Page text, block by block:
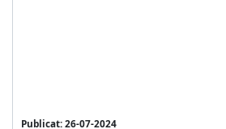
Publicat: 26-07-2024